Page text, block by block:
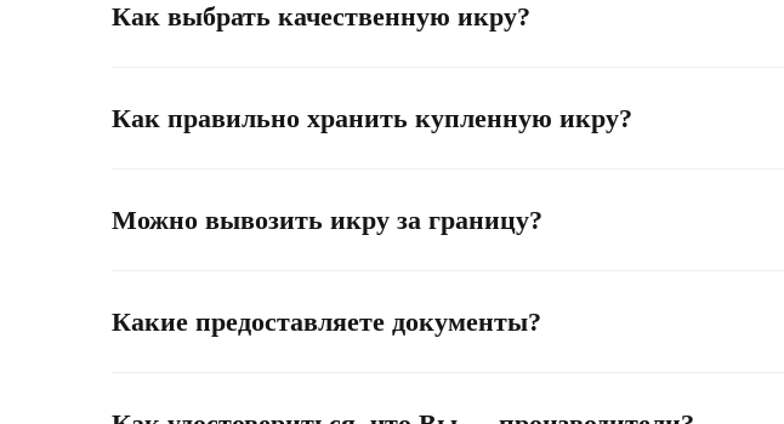
Как выбрать качественную икру?
Как правильно хранить купленную икру?
Можно вывозить икру за границу?
Какие предоставляете документы?